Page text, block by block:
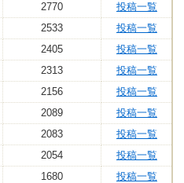
2770
投稿一覧
2533
投稿一覧
2405
投稿一覧
2313
投稿一覧
2156
投稿一覧
2089
投稿一覧
2083
投稿一覧
2054
投稿一覧
1680
投稿一覧